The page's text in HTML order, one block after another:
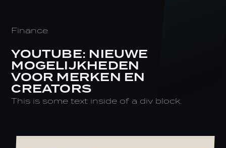
Finance
YOUTUBE: NIEUWE
MOGELIJKHEDEN
VOOR MERKEN EN
CREATORS
This is some text inside of a div block.